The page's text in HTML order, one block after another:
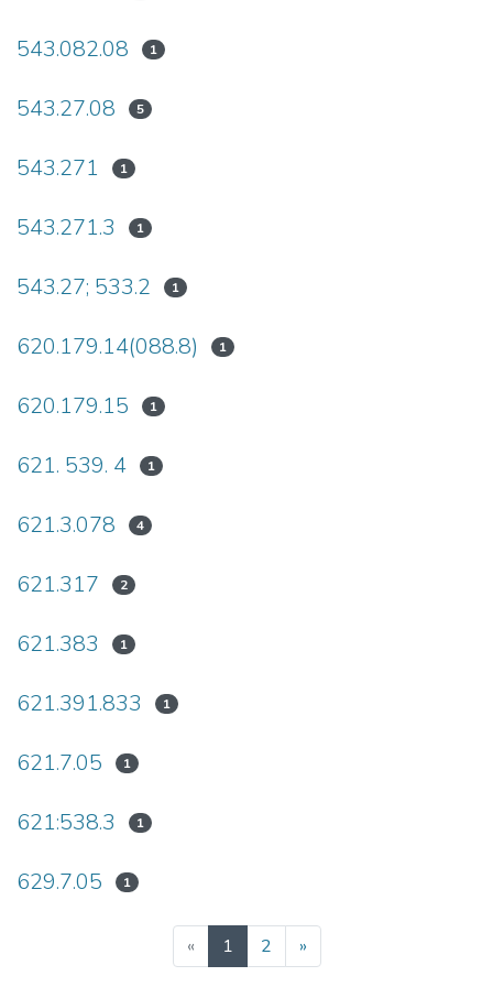
543.082.08 1
543.27.08 5
543.271 1
543.271.3 1
543.27; 533.2 1
620.179.14(088.8) 1
620.179.15 1
621. 539. 4 1
621.3.078 4
621.317 2
621.383 1
621.391.833 1
621.7.05 1
621:538.3 1
629.7.05 1
« 1(current)
2 »